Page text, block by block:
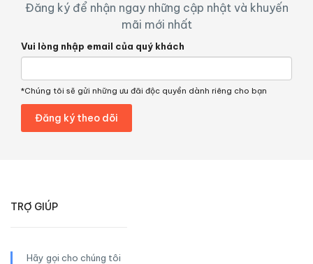
Đăng ký để nhận ngay những cập nhật và khuyến
mãi mới nhất
Vui lòng nhập email của quý khách
*Chúng tôi sẽ gửi những ưu đãi độc quyền dành riêng cho bạn
TRỢ GIÚP
Hãy gọi cho chúng tôi